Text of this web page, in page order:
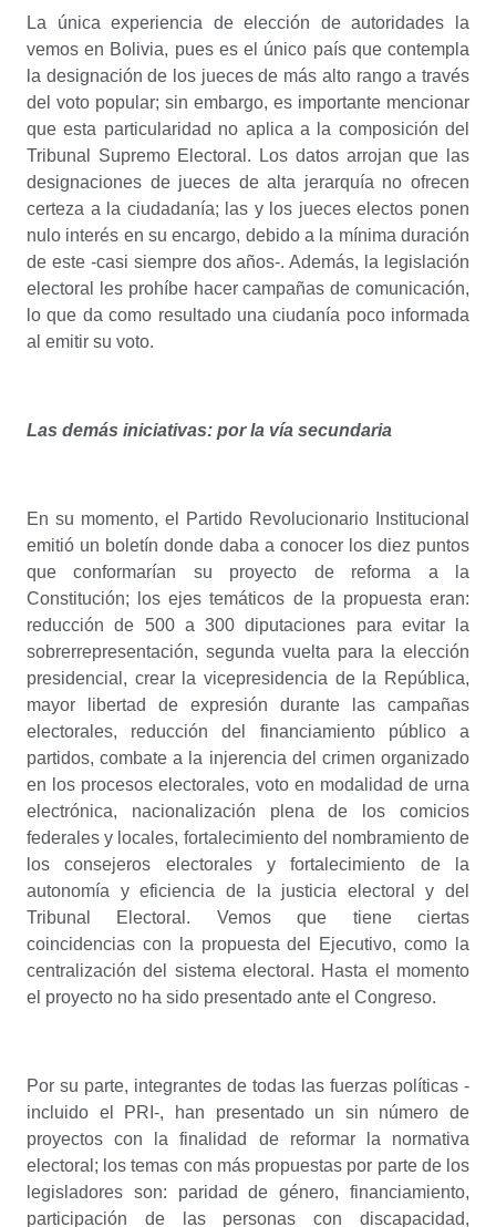
La única experiencia de elección de autoridades la
vemos en Bolivia, pues es el único país que contempla
la designación de los jueces de más alto rango a través
del voto popular; sin embargo, es importante mencionar
que esta particularidad no aplica a la composición del
Tribunal Supremo Electoral. Los datos arrojan que las
designaciones de jueces de alta jerarquía no ofrecen
certeza a la ciudadanía; las y los jueces electos ponen
nulo interés en su encargo, debido a la mínima duración
de este -casi siempre dos años-. Además, la legislación
electoral les prohíbe hacer campañas de comunicación,
lo que da como resultado una ciudanía poco informada
al emitir su voto.
Las demás iniciativas: por la vía secundaria
En su momento, el Partido Revolucionario Institucional
emitió un boletín donde daba a conocer los diez puntos
que conformarían su proyecto de reforma a la
Constitución; los ejes temáticos de la propuesta eran:
reducción de 500 a 300 diputaciones para evitar la
sobrerrepresentación, segunda vuelta para la elección
presidencial, crear la vicepresidencia de la República,
mayor libertad de expresión durante las campañas
electorales, reducción del financiamiento público a
partidos, combate a la injerencia del crimen organizado
en los procesos electorales, voto en modalidad de urna
electrónica, nacionalización plena de los comicios
federales y locales, fortalecimiento del nombramiento de
los consejeros electorales y fortalecimiento de la
autonomía y eficiencia de la justicia electoral y del
Tribunal Electoral. Vemos que tiene ciertas
coincidencias con la propuesta del Ejecutivo, como la
centralización del sistema electoral. Hasta el momento
el proyecto no ha sido presentado ante el Congreso.
Por su parte, integrantes de todas las fuerzas políticas -
incluido el PRI-, han presentado un sin número de
proyectos con la finalidad de reformar la normativa
electoral; los temas con más propuestas por parte de los
legisladores son: paridad de género, financiamiento,
participación de las personas con discapacidad,